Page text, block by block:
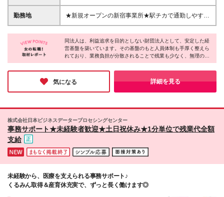
とプライベートのメリハリをつけて働きたい方 ◎チ
ームで協力しながら、安心できる環境づくりに貢献し
定いたします ※上記金額は、固定残業代（32,107
円〜39,690円/20時間分）を含みます。超過分は別途
実••┈┈••✼ ★役職手当1万円～5万円/月 ★調整手当1
万円～5万円/月 ★昇給:年1回（1千円～2万円/月） ★
賞与:年1回（1.8ヶ月分）
勤務地
★新規オープンの新宿事業所★駅チカで通勤しやすい
【新宿事業所｜メルディアトータルサポート新宿】東
京都新宿区北新宿1丁目13-19 弘林ビル3F 新しくオー
プンする事業所での勤務となります！ 複数路線があ
るため通勤しやすく、仕事終わりにショッピングなど
も楽しめます*･ﾟ✽ ※(変更の範囲)上記を除く当社関連
勤務地
同法人は、利益追求を目的としない財団法人として、安定した経
営基盤を築いています。その基盤のもと人員体制も手厚く整えら
れており、業務負担が分散されることで残業も少なく、無理のな
い働き方を実現！利用者様への支援に集中できる環境であると同
時に、職員にとっても安心して長く働き続けられる職場だと感じ
ました。安定と働きやすさの両立、どちらも妥協したくない方に
ピッタリの環境です！
気になる 詳細を見る
株式会社日本ビジネスデータープロセシングセンター
事務サポート★未経験者歓迎★土日祝休み★1分単位で残業代全額
支給
未経験から、医療を支えられる事務サポート♪
くるみん取得＆産育休充実で、ずっと長く働けます◎